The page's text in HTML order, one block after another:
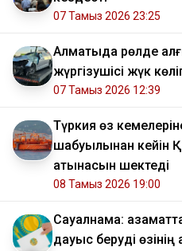
07 Тамыз 2026 23:25
Алматыда рөлде
жүргізушісі жүк
07 Тамыз 2026 12:39
Түркия өз
шабуылынан кейін
қатынасын шектеді
08 Тамыз 2026 19:00
Сауалнама:
дауыс беруді